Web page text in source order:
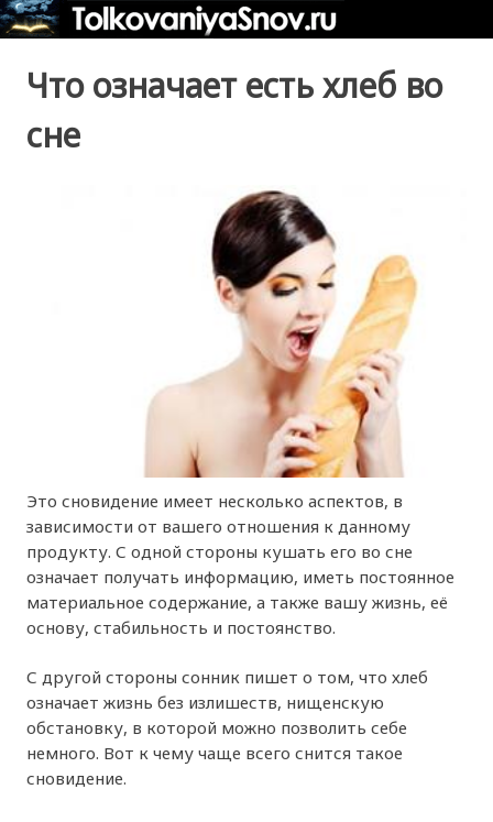
Что означает есть хлеб во
сне
Это сновидение имеет несколько аспектов, в
зависимости от вашего отношения к данному
продукту. С одной стороны кушать его во сне
означает получать информацию, иметь постоянное
материальное содержание, а также вашу жизнь, её
основу, стабильность и постоянство.
С другой стороны сонник пишет о том, что хлеб
означает жизнь без излишеств, нищенскую
обстановку, в которой можно позволить себе
немного. Вот к чему чаще всего снится такое
сновидение.